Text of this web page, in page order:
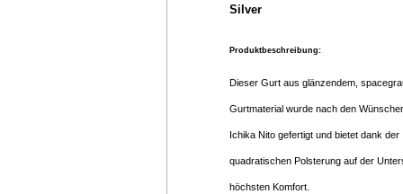
Silver
Produktbeschreibung:
Dieser Gurt aus glänzendem,
Gurtmaterial wurde nach den
Ichika Nito gefertigt und bietet dank der
quadratischen Polsterung auf der
höchsten Komfort.